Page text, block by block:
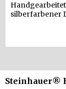
silberfarbener
Steinhauer®